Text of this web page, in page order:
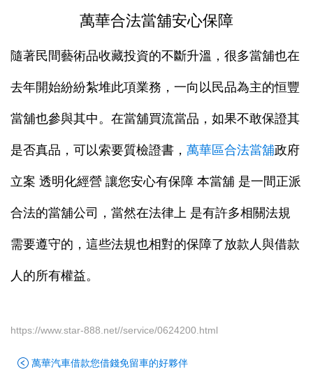
萬華合法當舖安心保障
隨著民間藝術品收藏投資的不斷升溫，很多當舖也在
去年開始紛紛紮堆此項業務，一向以民品為主的恒豐
當舖也參與其中。在當舖買流當品，如果不敢保證其
是否真品，可以索要質檢證書， 萬華區合法當舖政府
立案 透明化經營 讓您安心有保障 本當舖 是一間正派
合法的當舖公司，當然在法律上 是有許多相關法規
需要遵守的，這些法規也相對的保障了放款人與借款
人的所有權益。
https://www.star-888.net//service/0624200.html
萬華汽車借款您借錢免留車的好夥伴